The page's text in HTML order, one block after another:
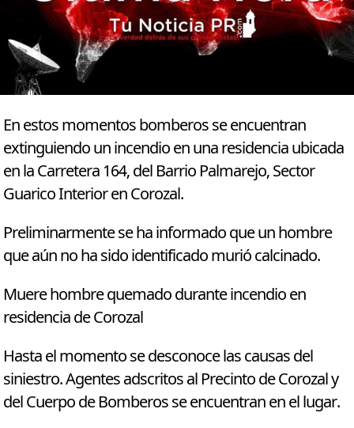
En estos momentos bomberos se encuentran
extinguiendo un incendio en una residencia ubicada
en la Carretera 164, del Barrio Palmarejo, Sector
Guarico Interior en Corozal.
Preliminarmente se ha informado que un hombre
que aún no ha sido identificado murió calcinado.
Muere hombre quemado durante incendio en
residencia de Corozal
Hasta el momento se desconoce las causas del
siniestro. Agentes adscritos al Precinto de Corozal y
del Cuerpo de Bomberos se encuentran en el lugar.